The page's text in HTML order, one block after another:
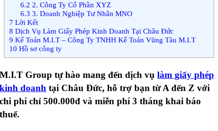
6.2 2. Công Ty Cổ Phần XYZ
6.3 3. Doanh Nghiệp Tư Nhân MNO
7 Lời Kết
8 Dịch Vụ Làm Giấy Phép Kinh Doanh Tại Châu Đức
9 Kế Toán M.I.T – Công Ty TNHH Kế Toán Vũng Tàu M.I.T
10 Hồ sơ công ty
M.I.T Group tự hào mang đến dịch vụlàm giấy phép
kinh doanh tại Châu Đức, hỗ trợ bạn từ A đến Z với
chi phí chỉ 500.000đ và miễn phí 3 tháng khai báo
thuế.